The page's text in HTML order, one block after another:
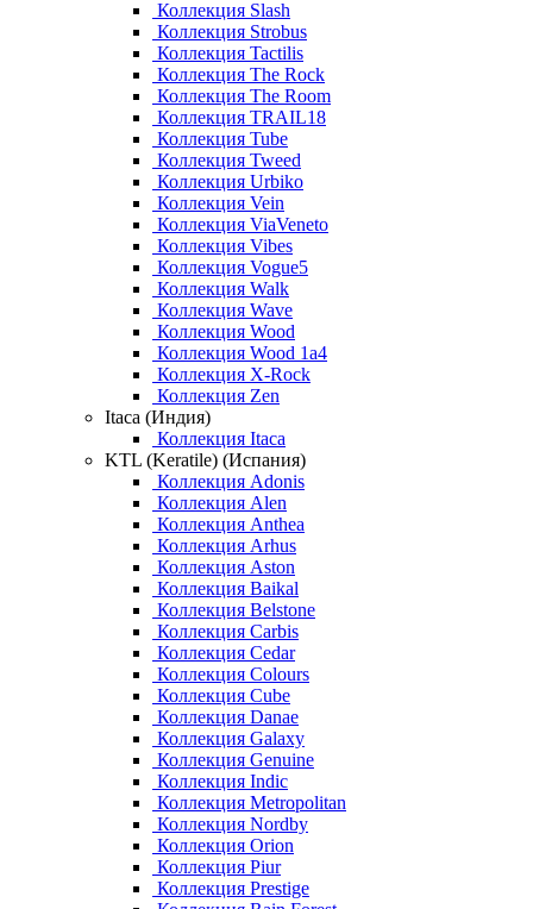
Коллекция Slash
Коллекция Strobus
Коллекция Tactilis
Коллекция The Rock
Коллекция The Room
Коллекция TRAIL18
Коллекция Tube
Коллекция Tweed
Коллекция Urbiko
Коллекция Vein
Коллекция ViaVeneto
Коллекция Vibes
Коллекция Vogue5
Коллекция Walk
Коллекция Wave
Коллекция Wood
Коллекция Wood 1a4
Коллекция X-Rock
Коллекция Zen
Itaca (Индия)
Коллекция Itaca
KTL (Keratile) (Испания)
Коллекция Adonis
Коллекция Alen
Коллекция Anthea
Коллекция Arhus
Коллекция Aston
Коллекция Baikal
Коллекция Belstone
Коллекция Carbis
Коллекция Cedar
Коллекция Colours
Коллекция Cube
Коллекция Danae
Коллекция Galaxy
Коллекция Genuine
Коллекция Indic
Коллекция Metropolitan
Коллекция Nordby
Коллекция Orion
Коллекция Piur
Коллекция Prestige